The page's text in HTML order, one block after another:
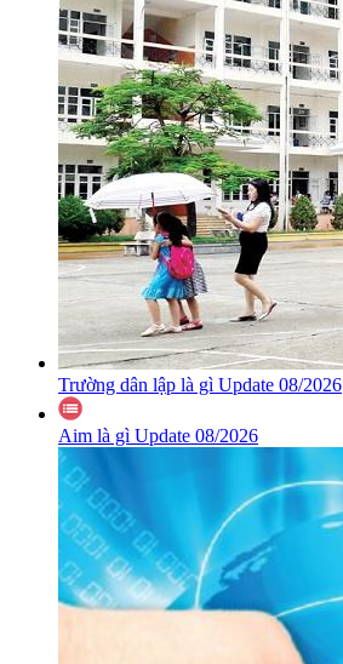
Trường dân lập là gì Update 08/2026
Aim là gì Update 08/2026